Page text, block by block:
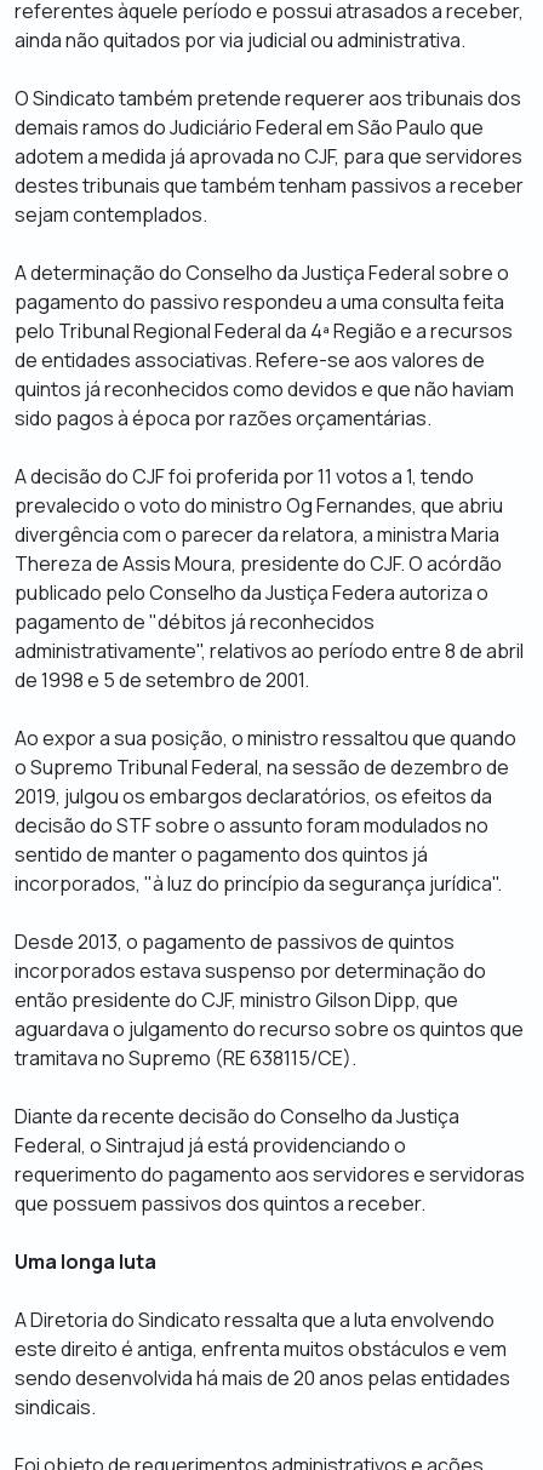
referentes àquele período e possui atrasados a receber,
ainda não quitados por via judicial ou administrativa.
O Sindicato também pretende requerer aos tribunais dos
demais ramos do Judiciário Federal em São Paulo que
adotem a medida já aprovada no CJF, para que servidores
destes tribunais que também tenham passivos a receber
sejam contemplados.
A determinação do Conselho da Justiça Federal sobre o
pagamento do passivo respondeu a uma consulta feita
pelo Tribunal Regional Federal da 4ª Região e a recursos
de entidades associativas. Refere-se aos valores de
quintos já reconhecidos como devidos e que não haviam
sido pagos à época por razões orçamentárias.
A decisão do CJF foi proferida por 11 votos a 1, tendo
prevalecido o voto do ministro Og Fernandes, que abriu
divergência com o parecer da relatora, a ministra Maria
Thereza de Assis Moura, presidente do CJF. O acórdão
publicado pelo Conselho da Justiça Federa autoriza o
pagamento de "débitos já reconhecidos
administrativamente", relativos ao período entre 8 de abril
de 1998 e 5 de setembro de 2001.
Ao expor a sua posição, o ministro ressaltou que quando
o Supremo Tribunal Federal, na sessão de dezembro de
2019, julgou os embargos declaratórios, os efeitos da
decisão do STF sobre o assunto foram modulados no
sentido de manter o pagamento dos quintos já
incorporados, "à luz do princípio da segurança jurídica".
Desde 2013, o pagamento de passivos de quintos
incorporados estava suspenso por determinação do
então presidente do CJF, ministro Gilson Dipp, que
aguardava o julgamento do recurso sobre os quintos que
tramitava no Supremo (RE 638115/CE).
Diante da recente decisão do Conselho da Justiça
Federal, o Sintrajud já está providenciando o
requerimento do pagamento aos servidores e servidoras
que possuem passivos dos quintos a receber.
Uma longa luta
A Diretoria do Sindicato ressalta que a luta envolvendo
este direito é antiga, enfrenta muitos obstáculos e vem
sendo desenvolvida há mais de 20 anos pelas entidades
sindicais.
Foi objeto de requerimentos administrativos e ações